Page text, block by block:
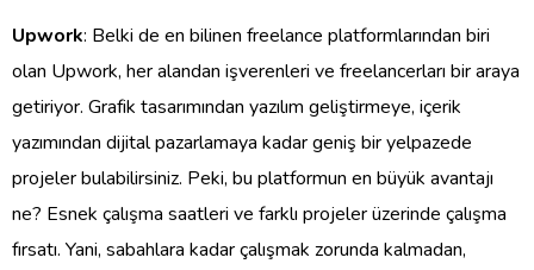
Upwork: Belki de en bilinen freelance platformlarından biri
olan Upwork, her alandan işverenleri ve freelancerları bir araya
getiriyor. Grafik tasarımından yazılım geliştirmeye, içerik
yazımından dijital pazarlamaya kadar geniş bir yelpazede
projeler bulabilirsiniz. Peki, bu platformun en büyük avantajı
ne? Esnek çalışma saatleri ve farklı projeler üzerinde çalışma
fırsatı. Yani, sabahlara kadar çalışmak zorunda kalmadan,